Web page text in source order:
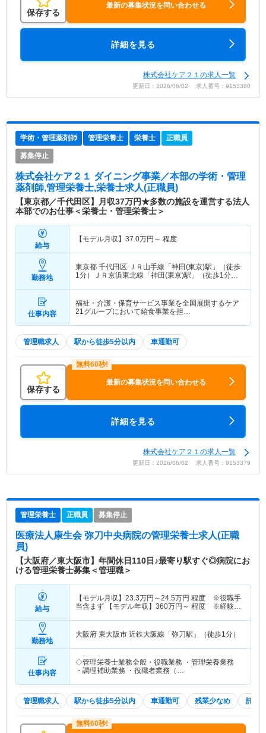
保存する
最新の募集状況を問い合わせる
詳細を見る
株式会社ケア２１の求人一覧
更新日：2026/06/02 求人番号：9153380
学術・管理薬剤師 管理栄養士 栄養士 正職員
募集停止
株式会社ケア２１ ダイニング事業／本部の学術・管理
薬剤師,管理栄養士,栄養士求人(正職員)
【東京都／千代田区】月収37万円★多数の施設を運営する法人
本部でのお仕事＜栄養士・管理栄養士＞
給与
【モデル月収】 37.0万円～ 程度
勤務地
東京都 千代田区 ＪＲ山手線「神田(東京)駅」（徒歩
1分）ＪＲ京浜東北線「神田(東京)駅」（徒歩1分）
仕事内容
福祉・介護・保育サービス事業を全国展開するケア
21グループにおいて給食事業を担…
管理職求人 駅から徒歩5分以内 車通勤可
保存する
最新の募集状況を問い合わせる
詳細を見る
株式会社ケア２１の求人一覧
更新日：2026/06/02 求人番号：9153379
管理栄養士 正職員 募集停止
医療法人康生会 弥刀中央病院の管理栄養士求人(正職
員)
【大阪府／東大阪市】年間休日110日♪最寄り駅すぐ◎病院にお
ける管理栄養士募集＜管理職＞
給与
【モデル月収】 23.3万円～24.5万円 程度 ※役職手
当含まず 【モデル年収】 360万円～ 程度 ※経験6
勤務地
大阪府 東大阪市 近鉄大阪線「弥刀駅」（徒歩1分）
仕事内容
◇管理栄養士業務全般・役職業務 ・管理栄養業務
・調理補助業務 ・役職者業務（…
管理職求人 駅から徒歩5分以内 車通勤可 残業少なめ 託児